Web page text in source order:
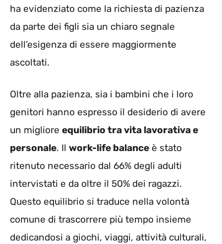
ha evidenziato come la richiesta di pazienza
da parte dei figli sia un chiaro segnale
dell’esigenza di essere maggiormente
ascoltati.
Oltre alla pazienza, sia i bambini che i loro
genitori hanno espresso il desiderio di avere
un migliore equilibrio tra vita lavorativa e
personale. Il work-life balance è stato
ritenuto necessario dal 66% degli adulti
intervistati e da oltre il 50% dei ragazzi.
Questo equilibrio si traduce nella volontà
comune di trascorrere più tempo insieme
dedicandosi a giochi, viaggi, attività culturali,